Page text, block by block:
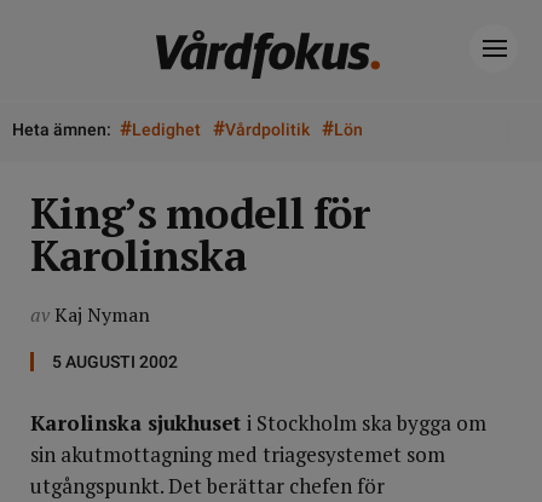
Heta ämnen: #Ledighet #Vårdpolitik #Lön
King’s modell för
Karolinska
av Kaj Nyman
5 AUGUSTI 2002
Karolinska sjukhuset i Stockholm ska bygga om
sin akutmottagning med triagesystemet som
utgångspunkt. Det berättar chefen för